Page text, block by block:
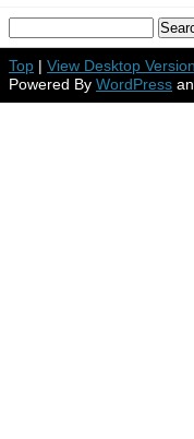
Top | View Desktop Version
Powered By WordPress